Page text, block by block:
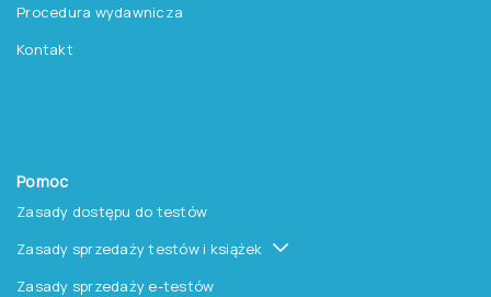
Procedura wydawnicza
Kontakt
Pomoc
Zasady dostępu do testów
Zasady sprzedaży testów i książek
Zasady sprzedaży e-testów